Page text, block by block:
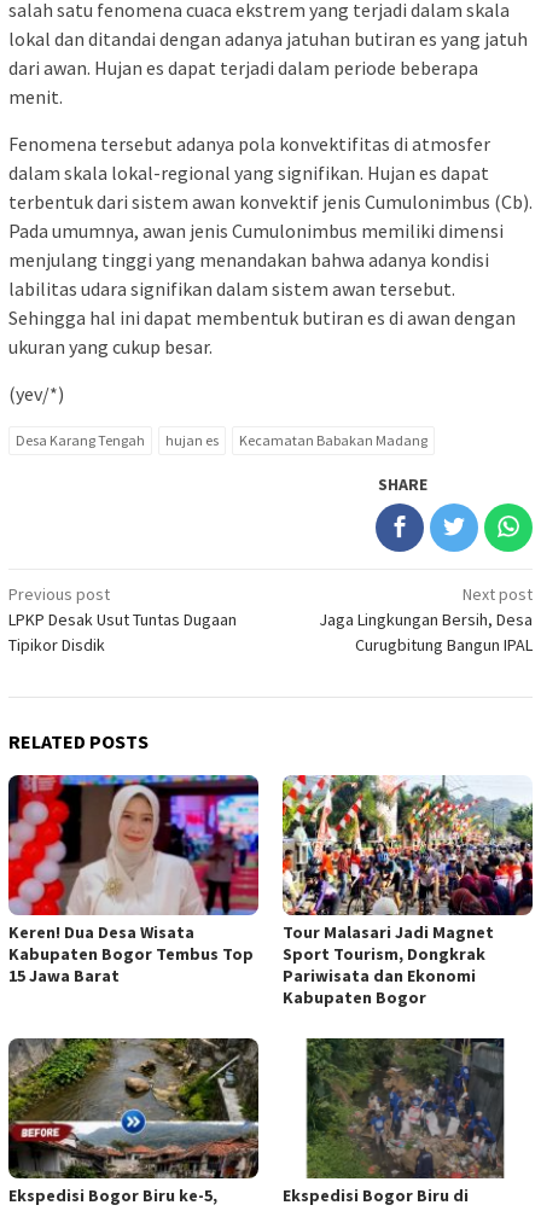
salah satu fenomena cuaca ekstrem yang terjadi dalam skala
lokal dan ditandai dengan adanya jatuhan butiran es yang jatuh
dari awan. Hujan es dapat terjadi dalam periode beberapa
menit.
Fenomena tersebut adanya pola konvektifitas di atmosfer
dalam skala lokal-regional yang signifikan. Hujan es dapat
terbentuk dari sistem awan konvektif jenis Cumulonimbus (Cb).
Pada umumnya, awan jenis Cumulonimbus memiliki dimensi
menjulang tinggi yang menandakan bahwa adanya kondisi
labilitas udara signifikan dalam sistem awan tersebut.
Sehingga hal ini dapat membentuk butiran es di awan dengan
ukuran yang cukup besar.
(yev/*)
Desa Karang Tengah hujan es Kecamatan Babakan Madang
SHARE
Post
navigation
Previous post
LPKP Desak Usut Tuntas Dugaan
Tipikor Disdik
Next post
Jaga Lingkungan Bersih, Desa
Curugbitung Bangun IPAL
RELATED POSTS
Keren! Dua Desa Wisata
Kabupaten Bogor Tembus Top
15 Jawa Barat
Tour Malasari Jadi Magnet
Sport Tourism, Dongkrak
Pariwisata dan Ekonomi
Kabupaten Bogor
Ekspedisi Bogor Biru ke-5,
Ekspedisi Bogor Biru di